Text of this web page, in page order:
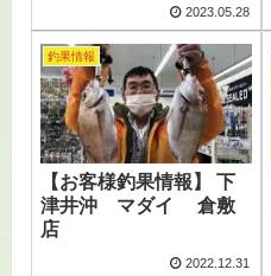
2023.05.28
釣果情報
【お客様釣果情報】 下
津井沖 マダイ 倉敷
店
2022.12.31